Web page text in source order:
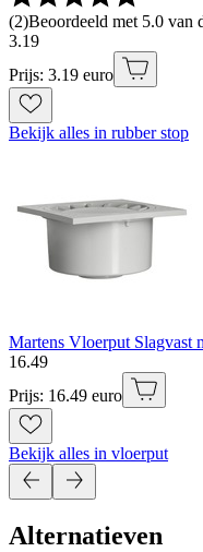
(2)Beoordeeld met 5.0 van
3.19
Prijs: 3.19 euro
Bekijk alles in rubber stop
Martens Vloerput Slagvast
16.49
Prijs: 16.49 euro
Bekijk alles in vloerput
Alternatieven